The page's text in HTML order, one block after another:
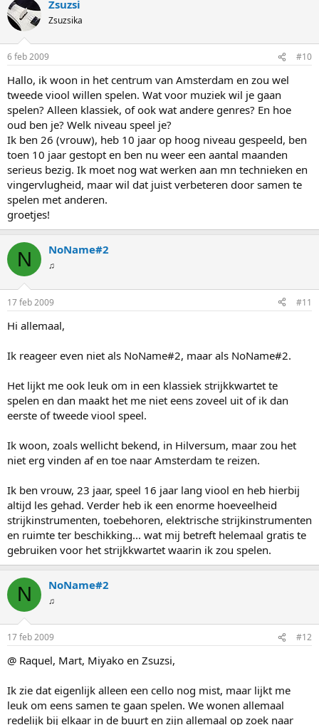
Zsuzsi
Zsuzsika
6 feb 2009 #10
Hallo, ik woon in het centrum van Amsterdam en zou wel
tweede viool willen spelen. Wat voor muziek wil je gaan
spelen? Alleen klassiek, of ook wat andere genres? En hoe
oud ben je? Welk niveau speel je?
Ik ben 26 (vrouw), heb 10 jaar op hoog niveau gespeeld, ben
toen 10 jaar gestopt en ben nu weer een aantal maanden
serieus bezig. Ik moet nog wat werken aan mn technieken en
vingervlugheid, maar wil dat juist verbeteren door samen te
spelen met anderen.
groetjes!
N NoName#2
♫
17 feb 2009 #11
Hi allemaal,
Ik reageer even niet als NoName#2, maar als NoName#2.
Het lijkt me ook leuk om in een klassiek strijkkwartet te
spelen en dan maakt het me niet eens zoveel uit of ik dan
eerste of tweede viool speel.
Ik woon, zoals wellicht bekend, in Hilversum, maar zou het
niet erg vinden af en toe naar Amsterdam te reizen.
Ik ben vrouw, 23 jaar, speel 16 jaar lang viool en heb hierbij
altijd les gehad. Verder heb ik een enorme hoeveelheid
strijkinstrumenten, toebehoren, elektrische strijkinstrumenten
en ruimte ter beschikking... wat mij betreft helemaal gratis te
gebruiken voor het strijkkwartet waarin ik zou spelen.
N NoName#2
♫
17 feb 2009 #12
@ Raquel, Mart, Miyako en Zsuzsi,
Ik zie dat eigenlijk alleen een cello nog mist, maar lijkt me
leuk om eens samen te gaan spelen. We wonen allemaal
redelijk bij elkaar in de buurt en zijn allemaal op zoek naar